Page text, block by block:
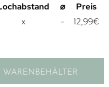
⌀
Preis
x - 12,99€
WARENBEHÄLTER